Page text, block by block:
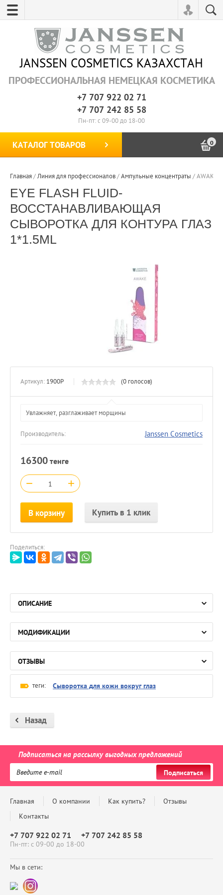
JANSSEN COSMETICS KAЗАХСТАН
ПРОФЕССИОНАЛЬНАЯ НЕМЕЦКАЯ КОСМЕТИКА
+7 707 922 02 71
+7 707 242 85 58
Пн-пт: с 09-00 до 18-00
КАТАЛОГ ТОВАРОВ 0
Главная/Линия для профессионалов/Ампульные концентраты /
EYE FLASH FLUID-
ВОССТАНАВЛИВАЮЩАЯ
СЫВОРОТКА ДЛЯ КОНТУРА ГЛАЗ
1*1.5ML
Артикул: 1900P (0 голосов)
Увлажняет, разглаживает морщины
Производитель: Janssen Cosmetics
16300 тенге
− +
В корзину Купить в 1 клик
Поделиться:
ОПИСАНИЕ
МОДИФИКАЦИИ
ОТЗЫВЫ
теги: Сыворотка для кожи вокруг глаз
Назад
Подписаться на рассылку выгодных предложений
Подписаться
Главная О компании Как купить?
Отзывы
Контакты
+7 707 922 02 71 +7 707 242 85 58
Пн-пт: с 09-00 до 18-00
Мы в сети: